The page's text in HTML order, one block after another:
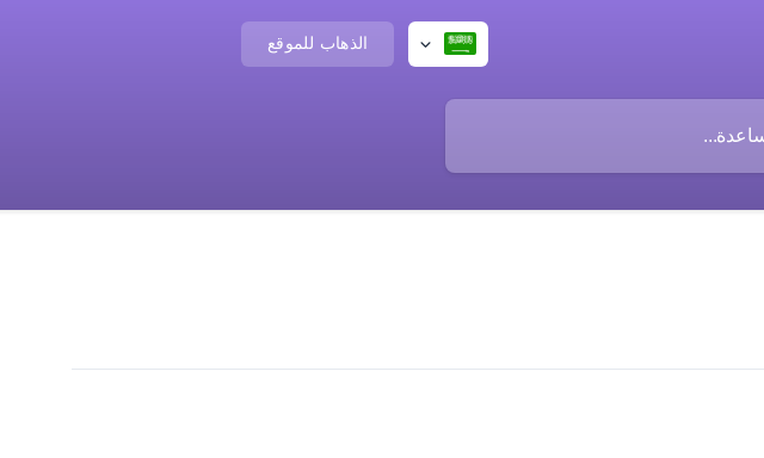
الذهاب للموقع